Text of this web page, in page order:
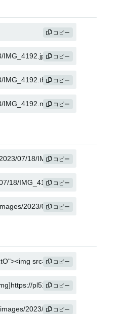
コピー
コピー
コピー
コピー
コピー
コピー
コピー
コピー
コピー
コピー